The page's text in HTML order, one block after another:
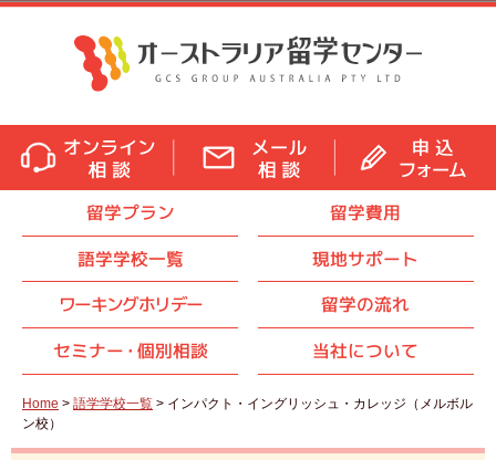
留学プラン
留学費用
語学学校一覧
現地サポート
ワーキングホリデー
留学の流れ
セミナー・ 個別相談 当社について
Home > 語学学校一覧 > インパクト・イングリッシュ・カレッジ（メルボル
ン校）